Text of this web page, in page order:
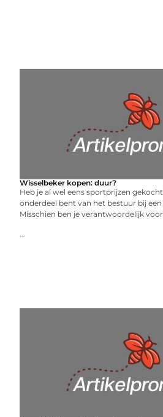
Wisselbeker kopen: duur?
Heb je al wel eens sportprijzen
onderdeel bent van het bestuur bij
Misschien ben je verantwoordelijk
...